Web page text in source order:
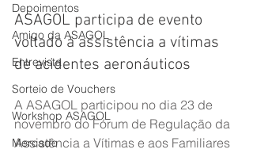
Depoimentos
Amigo da ASAGOL
Entrevista
Sorteio de Vouchers
Workshop ASAGOL
Mercado
ASAGOL participa de evento
voltado à assistência a vítimas
de acidentes aeronáuticos
A ASAGOL participou no dia 23 de
novembro do Fórum de Regulação da
Assistência a Vítimas e aos Familiares